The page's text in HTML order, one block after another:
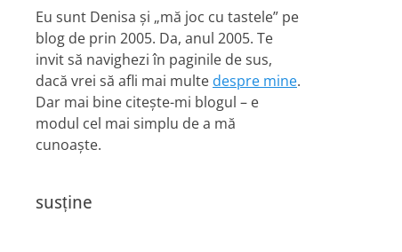
Eu sunt Denisa și „mă joc cu tastele” pe
blog de prin 2005. Da, anul 2005. Te
invit să navighezi în paginile de sus,
dacă vrei să afli mai multe despre mine.
Dar mai bine citește-mi blogul – e
modul cel mai simplu de a mă
cunoaște.
susține